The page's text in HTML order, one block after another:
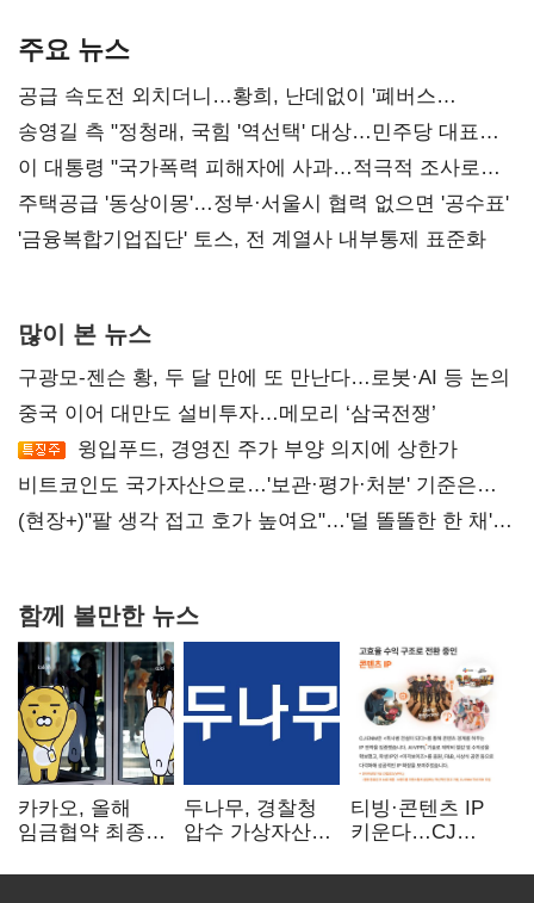
주요 뉴스
공급 속도전 외치더니…황희, 난데없이 '폐버스
리모델링' 제안
송영길 측 "정청래, 국힘 '역선택' 대상…민주당 대표로
총선 지휘 못해"
이 대통령 "국가폭력 피해자에 사과…적극적 조사로
진실 밝혀야"
주택공급 '동상이몽'…정부·서울시 협력 없으면 '공수표'
'금융복합기업집단' 토스, 전 계열사 내부통제 표준화
많이 본 뉴스
구광모-젠슨 황, 두 달 만에 또 만난다…로봇·AI 등 논의
중국 이어 대만도 설비투자…메모리 ‘삼국전쟁’
윙입푸드, 경영진 주가 부양 의지에 상한가
비트코인도 국가자산으로…'보관·평가·처분' 기준은
숙제
(현장+)"팔 생각 접고 호가 높여요"…'덜 똘똘한 한 채'
함께 볼만한 뉴스
카카오, 올해
임금협약 최종
인상·격려금
두나무, 경찰청
압수 가상자산
커스터디 사업
티빙·콘텐츠 IP
키운다…CJ
글로벌 확장 가속